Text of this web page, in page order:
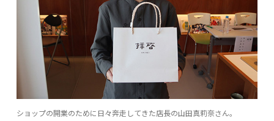
ショップの開業のために日々奔走してきた店長の山田真莉奈さん。